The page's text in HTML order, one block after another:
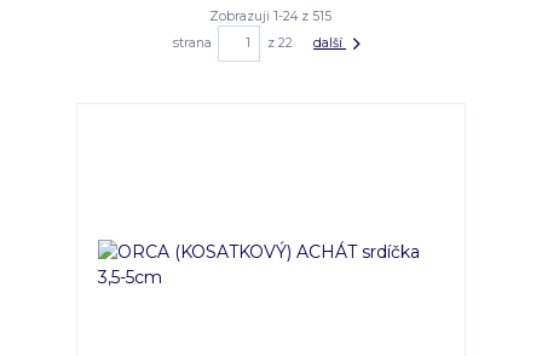
Zobrazuji 1-24 z 515
strana
z 22 další